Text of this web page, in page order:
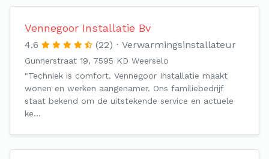
Vennegoor Installatie Bv
4.6 (22) Verwarmingsinstallateur
Gunnerstraat 19, 7595 KD Weerselo
"Techniek is comfort. Vennegoor Installatie maakt
wonen en werken aangenamer. Ons familiebedrijf
staat bekend om de uitstekende service en actuele
ke…